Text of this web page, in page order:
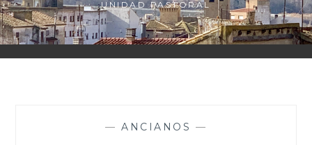
UNIDAD PASTORAL
— ANCIANOS —